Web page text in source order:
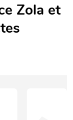
Zola et